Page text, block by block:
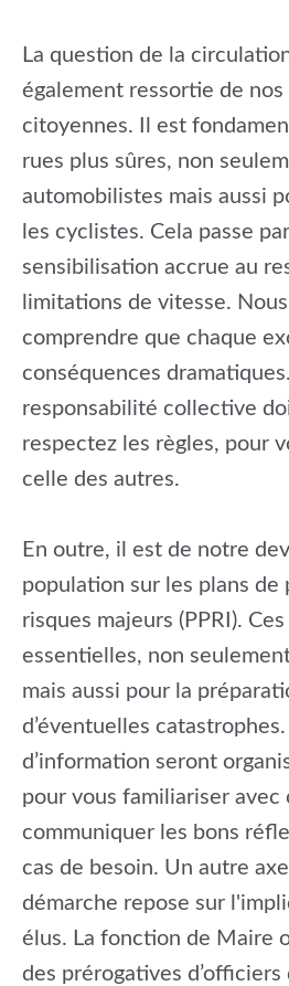
La question de la
également ressortie de
citoyennes. Il est
rues plus sûres, non
automobilistes mais aussi
les cyclistes. Cela passe
sensibilisation accrue au
limitations de vitesse.
comprendre que chaque
conséquences
responsabilité collective
respectez les règles, pour
celle des autres.
En outre, il est de notre
population sur les plans de
risques majeurs (PPRI).
essentielles, non
mais aussi pour la
d’éventuelles
d’information seront
pour vous familiariser avec
communiquer les bons
cas de besoin. Un autre
démarche repose sur
élus. La fonction de Maire
des prérogatives